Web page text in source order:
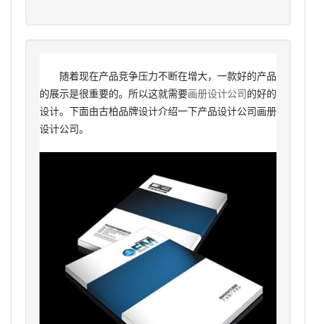
随着现在产品竞争压力不断在增大，一款好的产品
的展示是很重要的。所以这就需要画册设计公司的好的
设计。下面由古柏品牌设计介绍一下产品设计公司画册
设计公司。